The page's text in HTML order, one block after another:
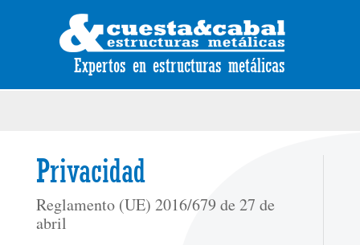
Expertos en estructuras metálicas
Privacidad
Reglamento (UE) 2016/679 de 27 de
abril